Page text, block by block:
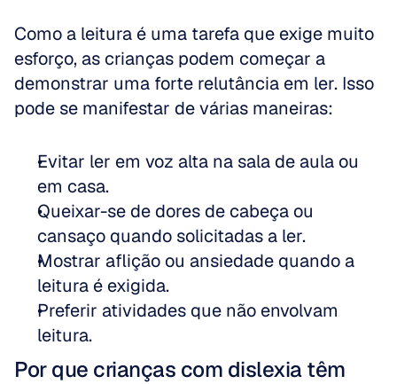
Como a leitura é uma tarefa que exige muito
esforço, as crianças podem começar a
demonstrar uma forte relutância em ler. Isso
pode se manifestar de várias maneiras:
Evitar ler em voz alta na sala de aula ou
em casa.
Queixar-se de dores de cabeça ou
cansaço quando solicitadas a ler.
Mostrar aflição ou ansiedade quando a
leitura é exigida.
Preferir atividades que não envolvam
leitura.
Por que crianças com dislexia têm